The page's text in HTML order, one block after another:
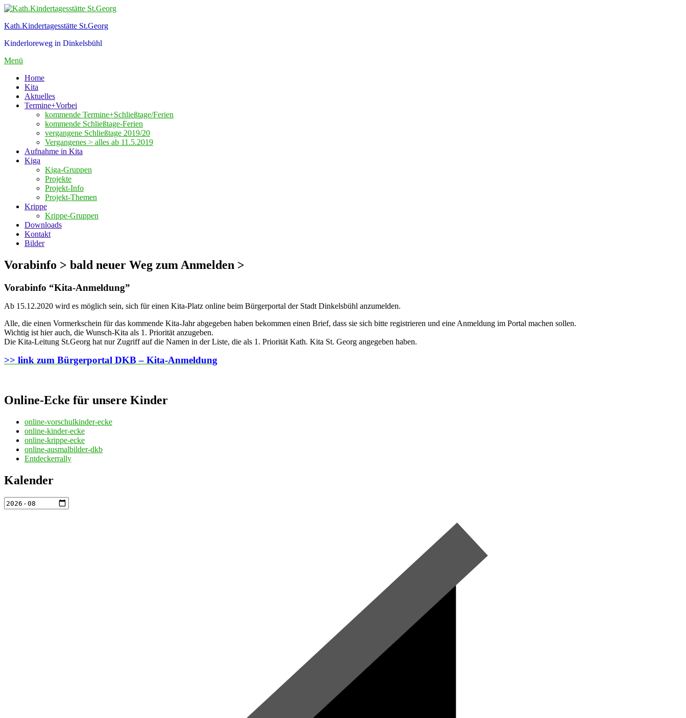
Zum
springen
Kath.Kindertagesstätte St.Georg
Kinderloreweg in Dinkelsbühl
Menü
Home
Kita
Aktuelles
Termine+Vorbei
kommende Termine+Schließtage/Ferien
kommende Schließtage-Ferien
vergangene Schließtage 2019/20
Vergangenes > alles ab 11.5.2019
Aufnahme in Kita
Kiga
Kiga-Gruppen
Projekte
Projekt-Info
Projekt-Themen
Krippe
Krippe-Gruppen
Downloads
Kontakt
Bilder
Vorabinfo > bald neuer Weg zum Anmelden >
Vorabinfo “Kita-Anmeldung”
Ab 15.12.2020 wird es möglich sein, sich für einen Kita-Platz online beim Bürgerportal der Stadt Dinkelsbühl anzumelden.
Alle, die einen Vormerkschein für das kommende Kita-Jahr abgegeben haben bekommen einen Brief, dass sie sich bitte registrieren und eine Anmeldung im Portal machen sollen.
Wichtig ist hier auch, die Wunsch-Kita als 1. Priorität anzugeben.
Die Kita-Leitung St.Georg hat nur Zugriff auf die Namen in der Liste, die als 1. Priorität Kath. Kita St. Georg angegeben haben.
>> link zum Bürgerportal DKB – Kita-Anmeldung
Online-Ecke für unsere Kinder
online-vorschulkinder-ecke
online-kinder-ecke
online-krippe-ecke
online-ausmalbilder-dkb
Entdeckerrally
Kalender